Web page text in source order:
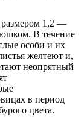
1,2 —
В течение
особи и их
желтеют и,
неопрятный
в период
цвета.